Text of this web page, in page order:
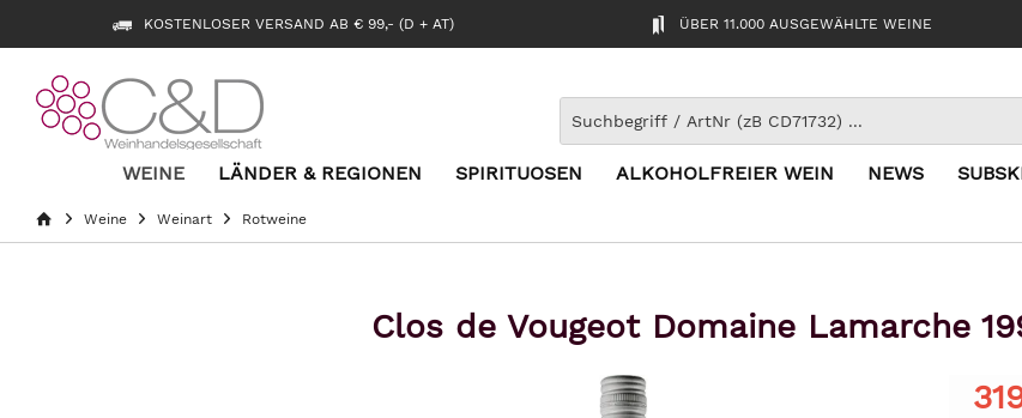
KOSTENLOSER VERSAND AB € 99,- (D + AT) ÜBER 11.000 AUSGEWÄHLTE WEINE
WEINE LÄNDER & REGIONEN SPIRITUOSEN ALKOHOLFREIER WEIN NEWS
Weine Weinart Rotweine
Clos de Vougeot Domaine Lamarche